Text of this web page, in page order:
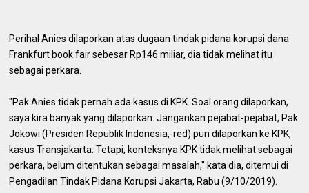
Perihal Anies dilaporkan atas dugaan tindak pidana korupsi dana
Frankfurt book fair sebesar Rp146 miliar, dia tidak melihat itu
sebagai perkara.
"Pak Anies tidak pernah ada kasus di KPK. Soal orang dilaporkan,
saya kira banyak yang dilaporkan. Jangankan pejabat-pejabat, Pak
Jokowi (Presiden Republik Indonesia,-red) pun dilaporkan ke KPK,
kasus Transjakarta. Tetapi, konteksnya KPK tidak melihat sebagai
perkara, belum ditentukan sebagai masalah," kata dia, ditemui di
Pengadilan Tindak Pidana Korupsi Jakarta, Rabu (9/10/2019).